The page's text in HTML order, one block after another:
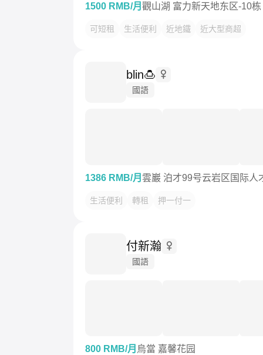
1500 RMB/月 觀山湖 富力新天地东区-10栋
可短租 生活便利 近地鐵 近大型商超
blin🍮
國語
1386 RMB/月 雲巖 泊才99号云岩区国际人
生活便利 轉租 押一付一
付新瀚
國語
800 RMB/月 烏當 嘉馨花园